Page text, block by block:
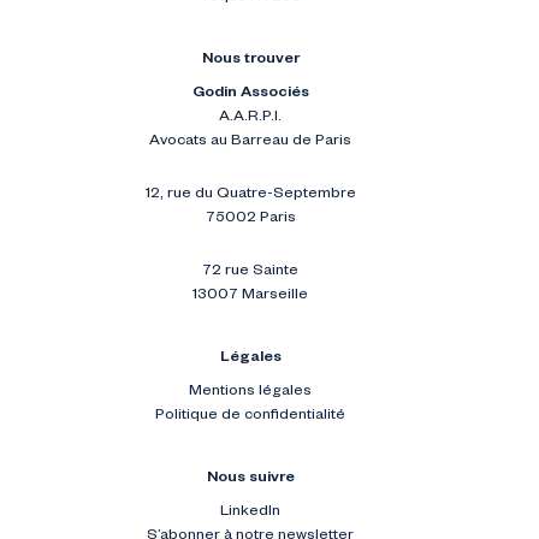
Nous trouver
Godin Associés
A.A.R.P.I.
Avocats au Barreau de Paris
12, rue du Quatre-Septembre
75002 Paris
72 rue Sainte
13007 Marseille
Légales
Mentions légales
Politique de confidentialité
Nous suivre
LinkedIn